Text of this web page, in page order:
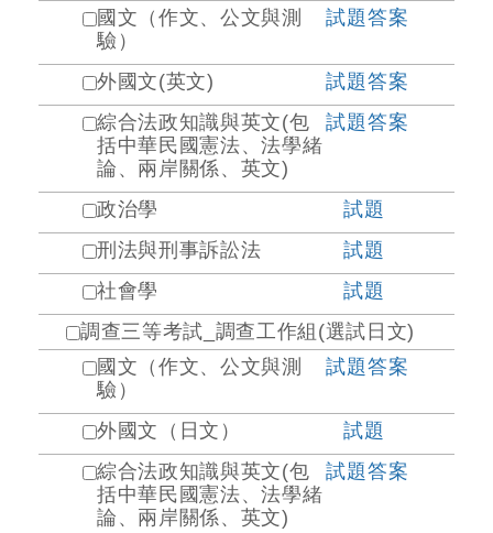
國文（作文、公文與測
驗）
試題答案
外國文(英文) 試題答案
綜合法政知識與英文(包
括中華民國憲法、法學緒
論、兩岸關係、英文)
試題答案
政治學
試題
刑法與刑事訴訟法
試題
社會學
試題
調查三等考試_調查工作組(選試日文)
國文（作文、公文與測
驗）
試題答案
外國文（日文）
試題
綜合法政知識與英文(包
括中華民國憲法、法學緒
論、兩岸關係、英文)
試題答案